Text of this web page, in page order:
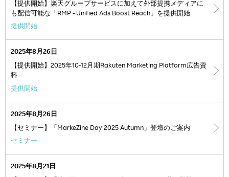
【提供開始】楽天グループサービスに加えて外部提携メディアに
も配信可能な「RMP - Unified Ads Boost Reach」を提供開始
提供開始
2025年8月26日
【提供開始】2025年10-12月期Rakuten Marketing Platform広告資
料
提供開始
2025年8月26日
【セミナー】「MarkeZine Day 2025 Autumn」登壇のご案内
セミナー
2025年8月21日